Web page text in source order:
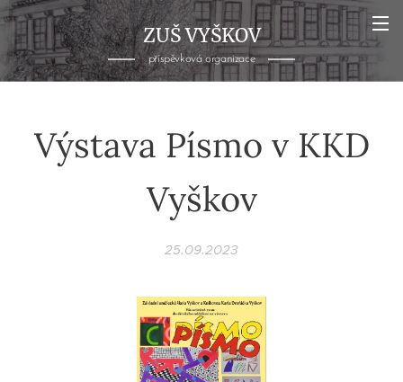
ZUŠ VYŠKOV
příspěvková organizace
Výstava Písmo v KKD
Vyškov
25.09.2023